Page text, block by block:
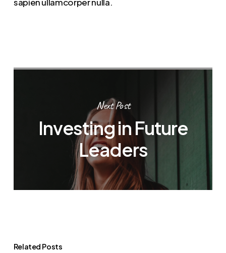
Next Post
Investing in Future
Leaders
Related Posts